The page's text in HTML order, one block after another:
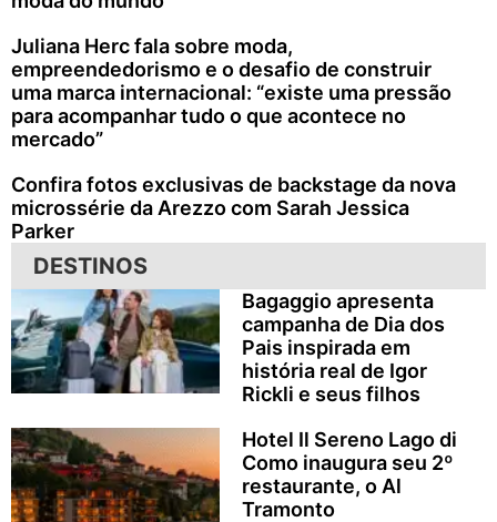
Juliana Herc fala sobre moda,
empreendedorismo e o desafio de construir
uma marca internacional: “existe uma pressão
para acompanhar tudo o que acontece no
mercado”
Confira fotos exclusivas de backstage da nova
microssérie da Arezzo com Sarah Jessica
Parker
DESTINOS
Bagaggio apresenta
campanha de Dia dos
Pais inspirada em
história real de Igor
Rickli e seus filhos
Hotel Il Sereno Lago di
Como inaugura seu 2º
restaurante, o Al
Tramonto